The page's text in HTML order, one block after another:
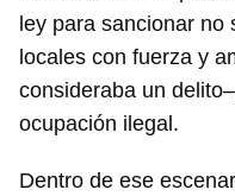
ley para sancionar no
locales con fuerza y
consideraba un
ocupación ilegal.
Dentro de ese